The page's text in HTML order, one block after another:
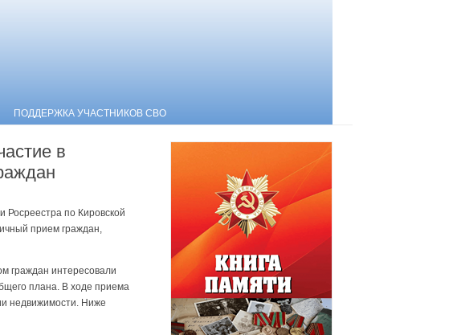
ПОДДЕРЖКА УЧАСТНИКОВ СВО
в
Росреестра по Кировской
прием граждан,
граждан интересовали
плана. В ходе приема
недвижимости. Ниже